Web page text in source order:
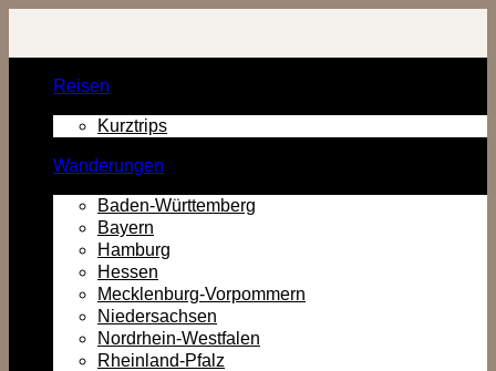
Inhalt
Reisen
Kurztrips
Wanderungen
Baden-Württemberg
Bayern
Hamburg
Hessen
Mecklenburg-Vorpommern
Niedersachsen
Nordrhein-Westfalen
Rheinland-Pfalz